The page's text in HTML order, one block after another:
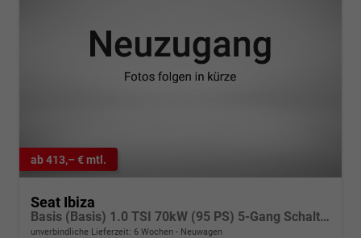
ab 413,– € mtl.
Seat Ibiza
Basis (Basis) 1.0 TSI 70kW (95 PS) 5-Gang Schaltgetriebe
unverbindliche Lieferzeit: 6 Wochen Neuwagen